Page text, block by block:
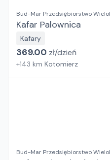
Bud-Mar Przedsiębiorstwo
Kafar Palownica
Kafary
369.00 zł/dzień
+143 km Kotomierz
Bud-Mar Przedsiębiorstwo